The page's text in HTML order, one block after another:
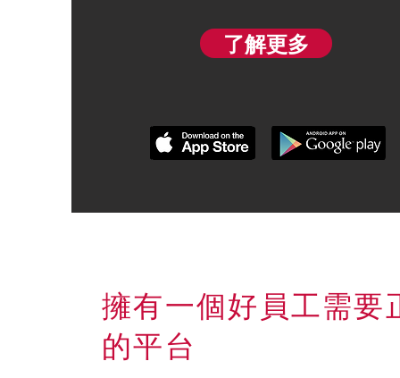
了解更多
擁有一個好員工需要
的平台